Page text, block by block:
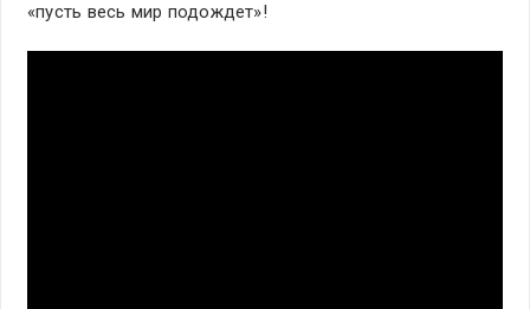
«пусть весь мир подождет»!